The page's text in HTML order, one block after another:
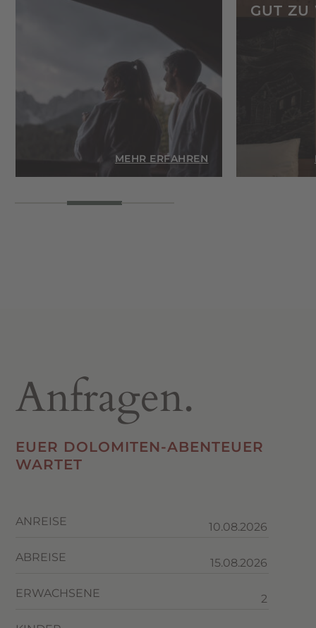
MEHR ERFAHREN
GUT ZU
Anfragen.
EUER DOLOMITEN-ABENTEUER
WARTET
ANREISE
ABREISE
ERWACHSENE